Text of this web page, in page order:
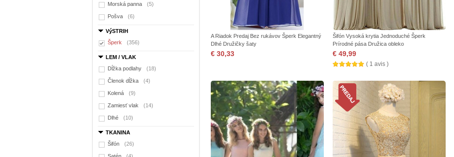
Morská panna (5)
Pošva (6)
VýSTRIH
Šperk
(356)
LEM / VLAK
Dĺžka podlahy
(18)
Členok dĺžka (4)
Kolená (9)
Zamiesť vlak (14)
Dlhé (10)
TKANINA
Šifón
(26)
A Riadok Predaj Bez rukávov Šperk Elegantný
Dlhé Družičky šaty
€ 30,33
Šifón Vysoká krytia Jednoduché Šperk
Prírodné pása Družica obleko
€ 49,99
( 1 avis )